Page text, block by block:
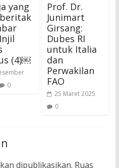
yang
(4)￼
0
Prof. Dr.
Junimart
Girsang:
Dubes RI
untuk Italia
dan
Perwakilan
FAO
25 Maret 2025
0
dipublikasikan. Ruas